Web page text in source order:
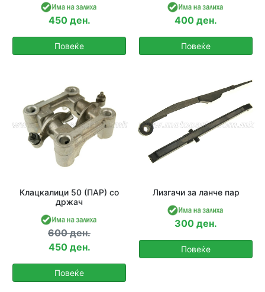
450 ден.
Повеќе
400 ден.
Повеќе
Клацкалици 50 (ПАР) со
држач
600 ден.
450 ден.
Повеќе
Лизгачи за ланче пар
300 ден.
Повеќе